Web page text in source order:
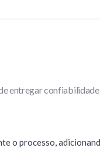
entregar
o processo,